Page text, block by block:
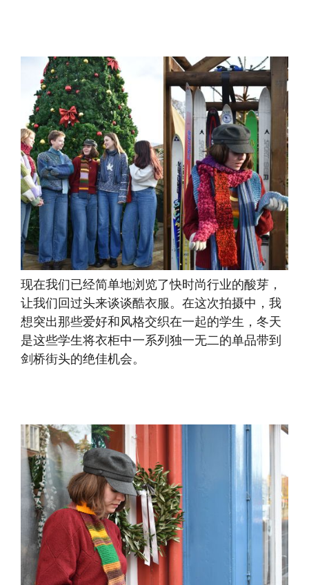
现在我们已经简单地浏览了快时尚行业的酸芽，
让我们回过头来谈谈酷衣服。在这次拍摄中，我
想突出那些爱好和风格交织在一起的学生，冬天
是这些学生将衣柜中一系列独一无二的单品带到
剑桥街头的绝佳机会。